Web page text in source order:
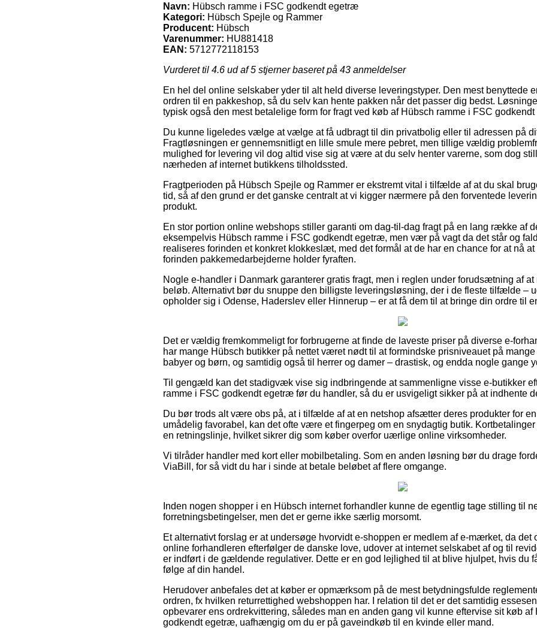
Navn: Hübsch ramme i FSC godkendt egetræ
Kategori: Hübsch Spejle og Rammer
Producent: Hübsch
Varenummer: HU881418
EAN: 5712772118153
Vurderet til 4.6 ud af 5 stjerner baseret på 43 anmeldelser
En hel del online selskaber yder til alt held diverse leveringstyper. Den mest benyttede
ordren til en pakkeshop, så du selv kan hente pakken når det passer dig bedst.
typisk også den mest betalelige form for fragt ved køb af Hübsch ramme i FSC
Du kunne ligeledes vælge at vælge at få udbragt til din privatbolig eller til adressen på
Fragtløsningen er gennemsnitligt en lille smule mere pebret, men tillige vældig
mulighed for levering vil dog altid vise sig at være at du selv henter varerne, som dog
nærheden af internet butikkens tilholdssted.
Fragtperioden på Hübsch Spejle og Rammer er ekstremt vital i tilfælde af at du skal
tid, så af den grund er det ganske centralt at vi kigger nærmere på den forventede
produkt.
En stor portion online webshops stiller garanti om dag-til-dag fragt på en lang række af
eksempelvis Hübsch ramme i FSC godkendt egetræ, men vær på vagt da det står og
realiseres forinden et konkret klokkeslæt, med det formål at de har en chance for at nå
forinden pakkemedarbejderne holder fyraften.
Nogle e-handler i Danmark garanterer gratis fragt, men i reglen under forudsætning af at
beløb. Alternativt bør du snuppe den billigste leveringsløsning, der i de fleste tilfælde –
opholder sig i Odense, Haderslev eller Hinnerup – er at få dem til at bringe din ordre til
Det er vældig fremkommeligt for forbrugerne at finde de laveste priser på diverse e-
har mange Hübsch butikker på nettet været nødt til at formindske prisniveauet på mange
babyer og børn, og samtidig også til herrer og damer – drastisk, og endda nogle gange
Til gengæld kan det stadigvæk vise sig indbringende at sammenligne visse e-butikker
ramme i FSC godkendt egetræ før du handler, så du er usvigeligt sikker på at indhente
Du bør trods alt være obs på, at i tilfælde af at en netshop afsætter deres produkter for
umådelig favorabel, kan det ofte være et fingerpeg om en snydagtig butik.
en retningslinje, hvilket sikrer dig som køber overfor uærlige online virksomheder.
Vi tilråder handler med kort eller mobilbetaling. Som en anden løsning bør du drage
ViaBill, for så vidt du har i sinde at betale beløbet af flere omgange.
Inden nogen shopper i en Hübsch internet forhandler kunne de egentlig tage stilling til
forretningsbetingelser, men det er gerne ikke særlig morsomt.
Et alternativt forslag er at undersøge hvorvidt e-shoppen er medlem af e-mærket, da det
online forhandleren efterfølger de danske love, udover at internet selskabet af og til
er indført i de gældende regulativer. Dette er en god lejlighed til at blive hjulpet, hvis du
følge af din handel.
Herudover anbefales det at køber er opmærksom på de mest betydningsfulde
ordren, fx hvilken returrettighed webshoppen har. I relation til det er det samtidig
opbevarer ens ordrekvittering, således man en anden gang vil kunne eftervise sit køb af
godkendt egetræ, uafhængig om du er på gaveindkøb til en kvinde eller mand.